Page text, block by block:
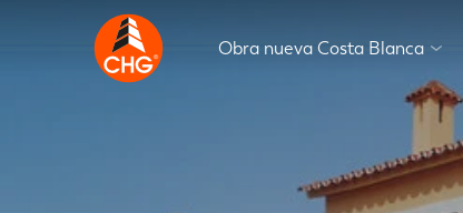
Obra nueva Costa Blanca